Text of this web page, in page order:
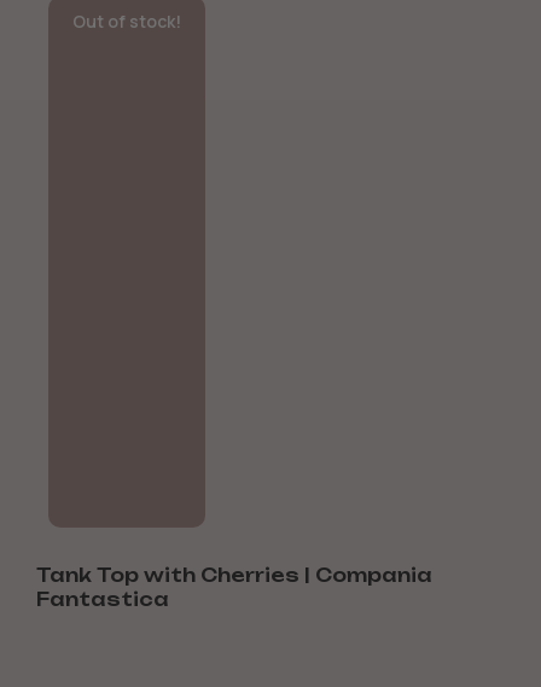
Out of stock!
Tank Top with Cherries | Compania
Fantastica